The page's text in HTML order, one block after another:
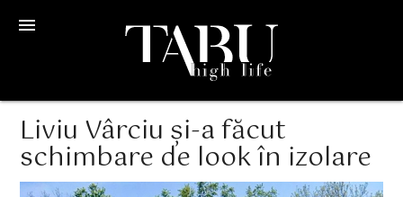
menu
Liviu Vârciu și-a făcut
schimbare de look în izolare